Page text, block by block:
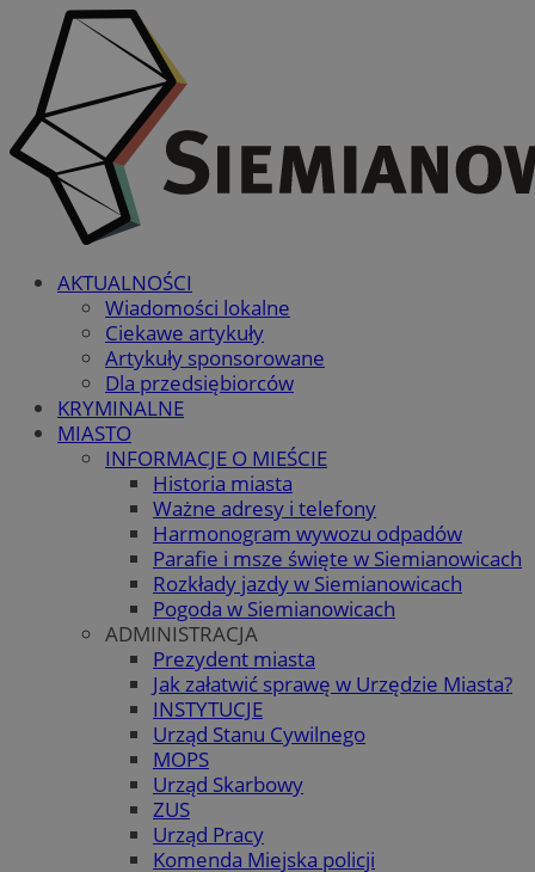
AKTUALNOŚCI
Wiadomości lokalne
Ciekawe artykuły
Artykuły sponsorowane
Dla przedsiębiorców
KRYMINALNE
MIASTO
INFORMACJE O MIEŚCIE
Historia miasta
Ważne adresy i telefony
Harmonogram wywozu odpadów
Parafie i msze święte w Siemianowicach
Rozkłady jazdy w Siemianowicach
Pogoda w Siemianowicach
ADMINISTRACJA
Prezydent miasta
Jak załatwić sprawę w Urzędzie Miasta?
INSTYTUCJE
Urząd Stanu Cywilnego
MOPS
Urząd Skarbowy
ZUS
Urząd Pracy
Komenda Miejska policji